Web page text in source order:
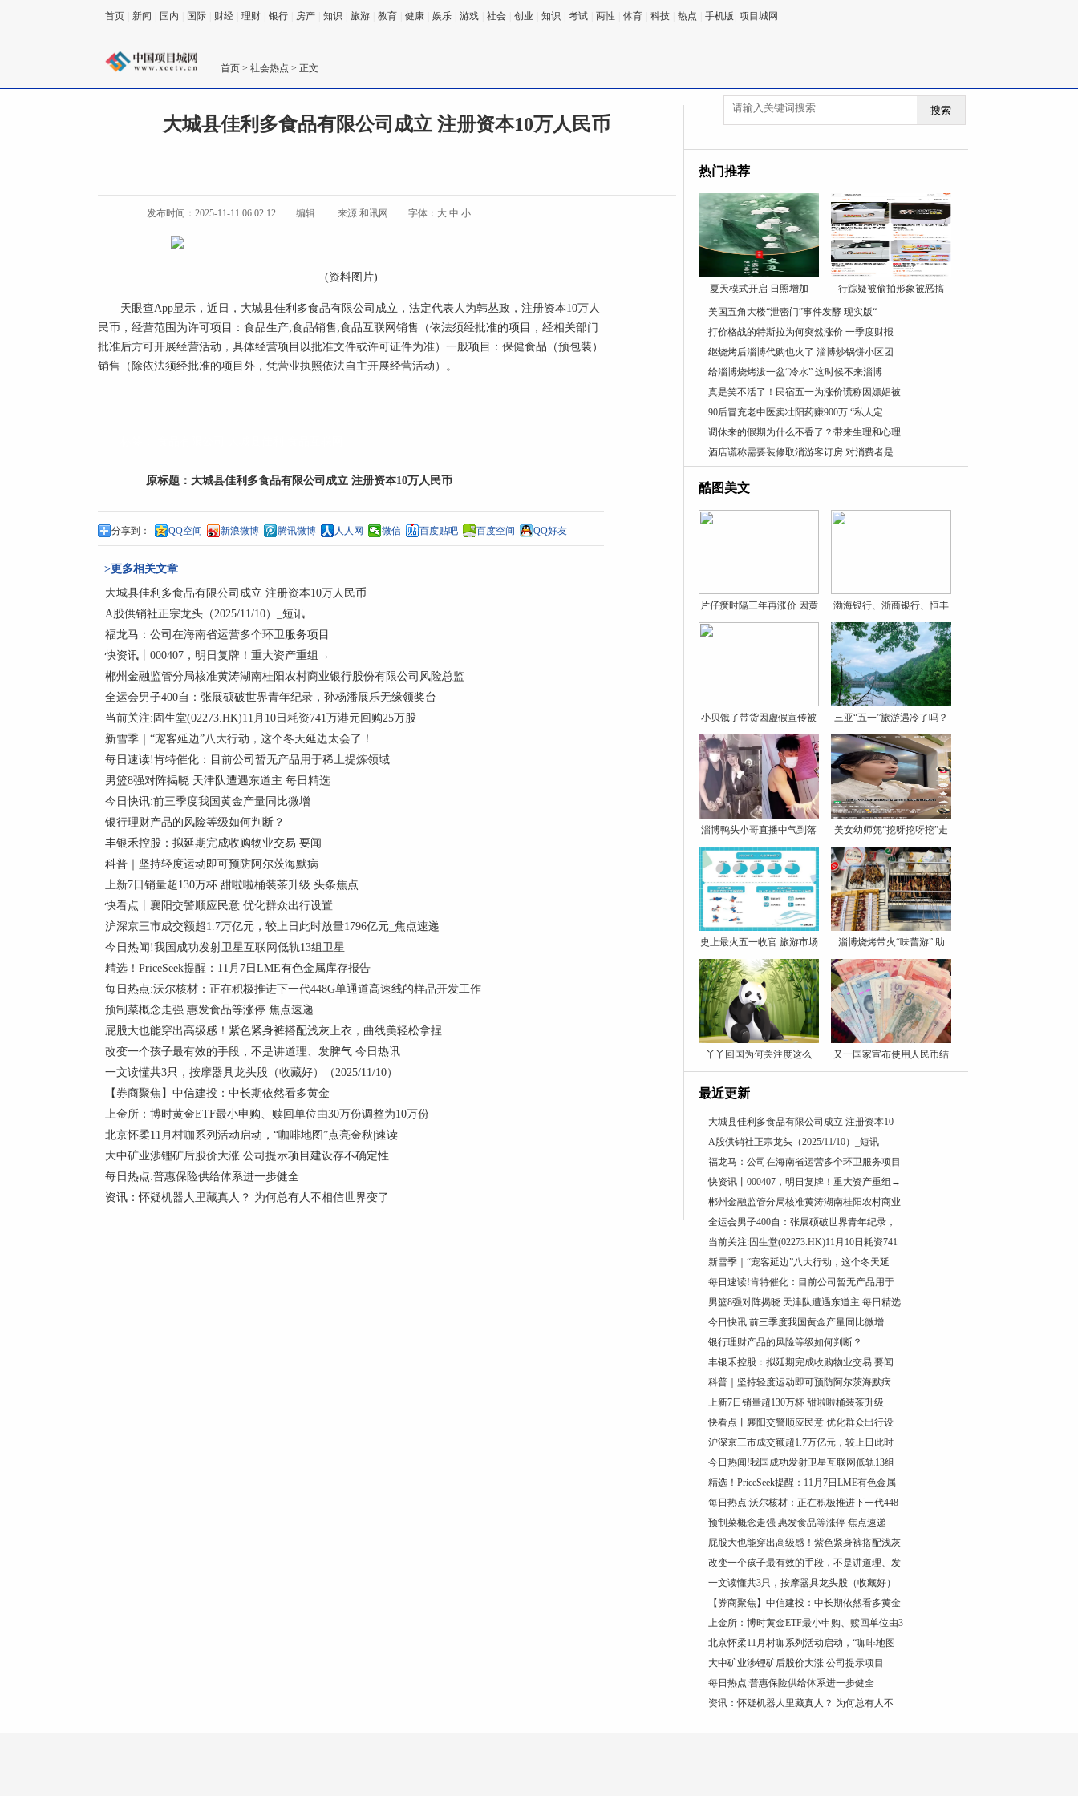
首页 新闻 国内 国际 财经 理财 银行 房产 知识 旅游 教育 健康 娱乐 游戏 社会 创业 知识 考试 两性 体育 科技 热点 手机版 项目城网
首页 > 社会热点 > 正文
搜索
大城县佳利多食品有限公司成立 注册资本10万人民币
发布时间：2025-11-11 06:02:12 编辑: 来源:和讯网 字体： 大 中 小
(资料图片)
天眼查App显示，近日，大城县佳利多食品有限公司成立，法定代表人为韩丛政，注册资本10万人
民币，经营范围为许可项目：食品生产;食品销售;食品互联网销售（依法须经批准的项目，经相关部门
批准后方可开展经营活动，具体经营项目以批准文件或许可证件为准）一般项目：保健食品（预包装）
销售（除依法须经批准的项目外，凭营业执照依法自主开展经营活动）。
原标题： 大城县佳利多食品有限公司成立 注册资本10万人民币
分享到： QQ空间 新浪微博 腾讯微博 人人网 微信 百度贴吧 百度空间 QQ好友
>更多相关文章
大城县佳利多食品有限公司成立 注册资本10万人民币
A股供销社正宗龙头（2025/11/10）_短讯
福龙马：公司在海南省运营多个环卫服务项目
快资讯丨000407，明日复牌！重大资产重组→
郴州金融监管分局核准黄涛湖南桂阳农村商业银行股份有限公司风险总监
全运会男子400自：张展硕破世界青年纪录，孙杨潘展乐无缘领奖台
当前关注:固生堂(02273.HK)11月10日耗资741万港元回购25万股
新雪季｜“宠客延边”八大行动，这个冬天延边太会了！
每日速读!肯特催化：目前公司暂无产品用于稀土提炼领域
男篮8强对阵揭晓 天津队遭遇东道主 每日精选
今日快讯:前三季度我国黄金产量同比微增
银行理财产品的风险等级如何判断？
丰银禾控股：拟延期完成收购物业交易 要闻
科普｜坚持轻度运动即可预防阿尔茨海默病
上新7日销量超130万杯 甜啦啦桶装茶升级 头条焦点
快看点丨襄阳交警顺应民意 优化群众出行设置
沪深京三市成交额超1.7万亿元，较上日此时放量1796亿元_焦点速递
今日热闻!我国成功发射卫星互联网低轨13组卫星
精选！PriceSeek提醒：11月7日LME有色金属库存报告
每日热点:沃尔核材：正在积极推进下一代448G单通道高速线的样品开发工作
预制菜概念走强 惠发食品等涨停 焦点速递
屁股大也能穿出高级感！紫色紧身裤搭配浅灰上衣，曲线美轻松拿捏
改变一个孩子最有效的手段，不是讲道理、发脾气 今日热讯
一文读懂共3只，按摩器具龙头股（收藏好）（2025/11/10）
【券商聚焦】中信建投：中长期依然看多黄金
上金所：博时黄金ETF最小申购、赎回单位由30万份调整为10万份
北京怀柔11月村咖系列活动启动，“咖啡地图”点亮金秋|速读
大中矿业涉锂矿后股价大涨 公司提示项目建设存不确定性
每日热点:普惠保险供给体系进一步健全
资讯：怀疑机器人里藏真人？ 为何总有人不相信世界变了
热门推荐
夏天模式开启 日照增加 行踪疑被偷拍形象被恶搞
美国五角大楼“泄密门”事件发酵 现实版“
打价格战的特斯拉为何突然涨价 一季度财报
继烧烤后淄博代购也火了 淄博炒锅饼小区团
给淄博烧烤泼一盆“冷水” 这时候不来淄博
真是笑不活了！民宿五一为涨价谎称因嫖娼被
90后冒充老中医卖壮阳药赚900万 “私人定
调休来的假期为什么不香了？带来生理和心理
酒店谎称需要装修取消游客订房 对消费者是
酷图美文
片仔癀时隔三年再涨价 因黄
渤海银行、浙商银行、恒丰
银
小贝饿了带货因虚假宣传被
罚
三亚“五一”旅游遇冷了吗？
淄博鸭头小哥直播中气到落
泪
美女幼师凭“挖呀挖呀挖”走
史上最火五一收官 旅游市场 淄博烧烤带火“味蕾游” 助
丫丫回国为何关注度这么
高？
又一国家宣布使用人民币结
算
最近更新
大城县佳利多食品有限公司成立 注册资本10
A股供销社正宗龙头（2025/11/10）_短讯
福龙马：公司在海南省运营多个环卫服务项目
快资讯丨000407，明日复牌！重大资产重组→
郴州金融监管分局核准黄涛湖南桂阳农村商业
全运会男子400自：张展硕破世界青年纪录，
当前关注:固生堂(02273.HK)11月10日耗资741
新雪季｜“宠客延边”八大行动，这个冬天延
每日速读!肯特催化：目前公司暂无产品用于
男篮8强对阵揭晓 天津队遭遇东道主 每日精选
今日快讯:前三季度我国黄金产量同比微增
银行理财产品的风险等级如何判断？
丰银禾控股：拟延期完成收购物业交易 要闻
科普｜坚持轻度运动即可预防阿尔茨海默病
上新7日销量超130万杯 甜啦啦桶装茶升级
快看点丨襄阳交警顺应民意 优化群众出行设
沪深京三市成交额超1.7万亿元，较上日此时
今日热闻!我国成功发射卫星互联网低轨13组
精选！PriceSeek提醒：11月7日LME有色金属
每日热点:沃尔核材：正在积极推进下一代448
预制菜概念走强 惠发食品等涨停 焦点速递
屁股大也能穿出高级感！紫色紧身裤搭配浅灰
改变一个孩子最有效的手段，不是讲道理、发
一文读懂共3只，按摩器具龙头股（收藏好）
【券商聚焦】中信建投：中长期依然看多黄金
上金所：博时黄金ETF最小申购、赎回单位由3
北京怀柔11月村咖系列活动启动，“咖啡地图
大中矿业涉锂矿后股价大涨 公司提示项目
每日热点:普惠保险供给体系进一步健全
资讯：怀疑机器人里藏真人？ 为何总有人不